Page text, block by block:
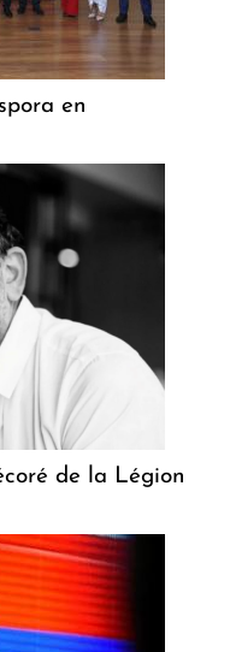
en
de la Légion